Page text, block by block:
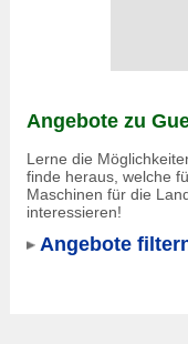
Angebote zu
Lerne die
finde heraus, welche
Maschinen für die
interessieren!
Angebote